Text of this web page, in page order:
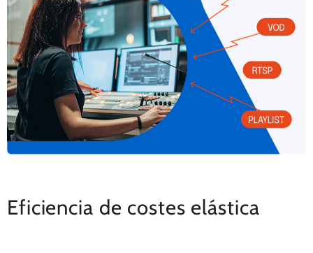
Eficiencia de costes elástica